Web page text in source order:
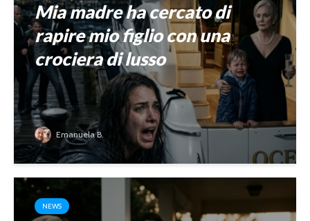
Mia madre ha cercato di
rapire mio figlio con una
crociera di lusso
Emanuela B.
NEWS